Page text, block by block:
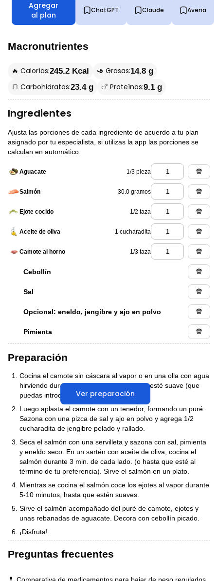
Agregar
al plan
ChatGPT Claude Avena
Macronutrientes
🔥 Calorías:245.2 Kcal 🥑 Grasas:14.8 g
🍞 Carbohidratos:23.4 g 🍗 Proteínas:9.1 g
Ingredientes
Ajusta las porciones de cada ingrediente de acuerdo a tu plan
asignado por tu especialista, si utilizas la app las porciones se
calculan en automático.
Aguacate 1/3 pieza
Salmón 30.0 gramos
Ejote cocido 1/2 taza
Aceite de oliva 1 cucharadita
Camote al horno 1/3 taza
Cebollín
Sal
Opcional: eneldo, jengibre y ajo en polvo
Pimienta
Ver preparación
Preparación
Cocina el camote sin cáscara al vapor o en una olla con agua
hirviendo durante 30 minutos o hasta que esté suave (que
puedas introducir un tenedor fácilmente).
Luego aplasta el camote con un tenedor, formando un puré.
Sazona con una pizca de sal y ajo en polvo y agrega 1/2
cucharadita de jengibre pelado y rallado.
Seca el salmón con una servilleta y sazona con sal, pimienta
y eneldo seco. En un sartén con aceite de oliva, cocina el
salmón durante 3 min. de cada lado. (o hasta que esté al
término de tu preferencia). Sirve el salmón en un plato.
Mientras se cocina el salmón coce los ejotes al vapor durante
5-10 minutos, hasta que estén suaves.
Sirve el salmón acompañado del puré de camote, ejotes y
unas rebanadas de aguacate. Decora con cebollín picado.
¡Disfruta!
Preguntas frecuentes
💊 Comparativa de medicamentos para bajar de peso regulados